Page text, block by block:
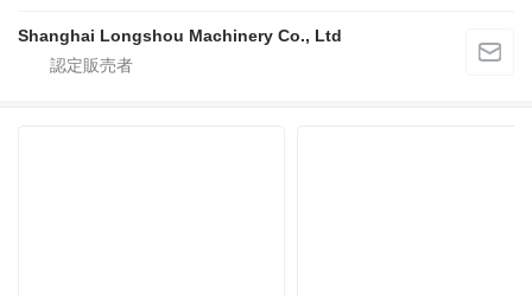
Shanghai Longshou Machinery Co., Ltd